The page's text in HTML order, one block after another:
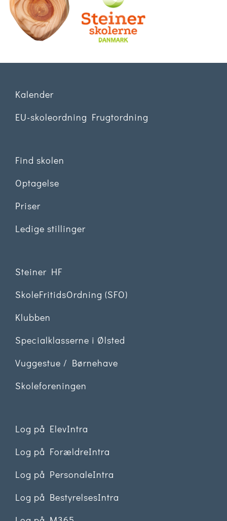
. .
Kalender
EU-skoleordning Frugtordning
Find skolen
Optagelse
Priser
Ledige stillinger
Steiner HF
SkoleFritidsOrdning (SFO)
Klubben
Specialklasserne i Ølsted
Vuggestue / Børnehave
Skoleforeningen
Log på ElevIntra
Log på ForældreIntra
Log på PersonaleIntra
Log på BestyrelsesIntra